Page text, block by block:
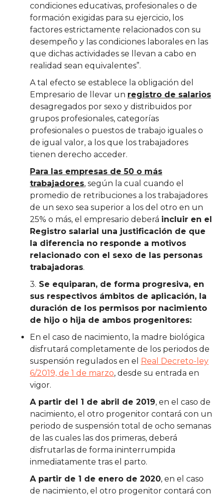
condiciones educativas, profesionales o de
formación exigidas para su ejercicio, los
factores estrictamente relacionados con su
desempeño y las condiciones laborales en las
que dichas actividades se llevan a cabo en
realidad sean equivalentes”.
A tal efecto se establece la obligación del
Empresario de llevar un registro de salarios
desagregados por sexo y distribuidos por
grupos profesionales, categorías
profesionales o puestos de trabajo iguales o
de igual valor, a los que los trabajadores
tienen derecho acceder.
Para las empresas de 50 o más
trabajadores, según la cual cuando el
promedio de retribuciones a los trabajadores
de un sexo sea superior a los del otro en un
25% o más, el empresario deberá incluir en el
Registro salarial una justificación de que
la diferencia no responde a motivos
relacionado con el sexo de las personas
trabajadoras.
3. Se equiparan, de forma progresiva, en
sus respectivos ámbitos de aplicación, la
duración de los permisos por nacimiento
de hijo o hija de ambos progenitores:
En el caso de nacimiento, la madre biológica
disfrutará completamente de los periodos de
suspensión regulados en el Real Decreto-ley
6/2019, de 1 de marzo, desde su entrada en
vigor.
A partir del 1 de abril de 2019, en el caso de
nacimiento, el otro progenitor contará con un
periodo de suspensión total de ocho semanas
de las cuales las dos primeras, deberá
disfrutarlas de forma ininterrumpida
inmediatamente tras el parto.
A partir de 1 de enero de 2020, en el caso
de nacimiento, el otro progenitor contará con